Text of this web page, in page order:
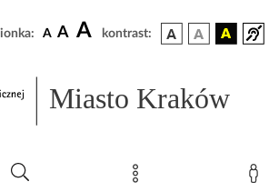
A A A kontrast:
Miasto Kraków